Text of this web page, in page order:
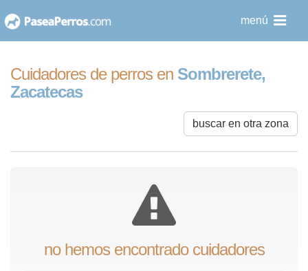
al
menú
Cuidadores de perros en Sombrerete,
Zacatecas
buscar en otra zona
no hemos encontrado cuidadores